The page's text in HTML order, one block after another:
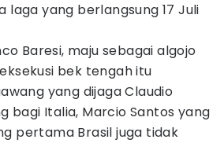
laga yang berlangsung 17 Juli
Baresi, maju sebagai algojo
bek tengah itu
yang dijaga Claudio
bagi Italia, Marcio Santos yang
pertama Brasil juga tidak